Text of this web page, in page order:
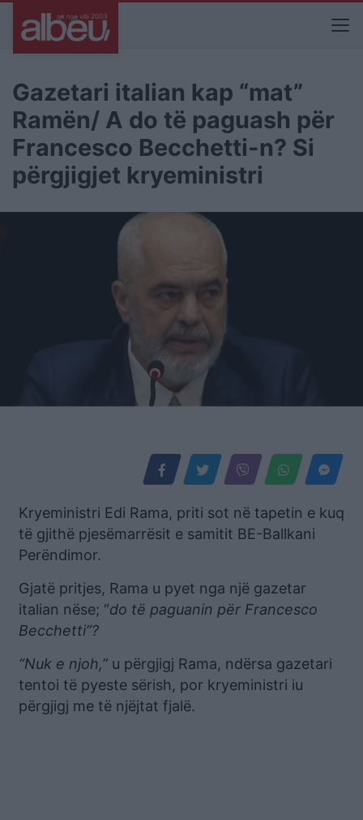
Gazetari italian kap “mat”
Ramën/ A do të paguash për
Francesco Becchetti-n? Si
përgjigjet kryeministri
Kryeministri Edi Rama, priti sot në tapetin e kuq
të gjithë pjesëmarrësit e samitit BE-Ballkani
Perëndimor.
Gjatë pritjes, Rama u pyet nga një gazetar
italian nëse; “do të paguanin për Francesco
Becchetti”?
“Nuk e njoh,” u përgjigj Rama, ndërsa gazetari
tentoi të pyeste sërish, por kryeministri iu
përgjigj me të njëjtat fjalë.